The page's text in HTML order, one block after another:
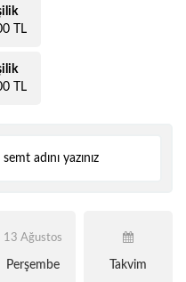
TL
TL
13 Ağustos
Perşembe Takvim